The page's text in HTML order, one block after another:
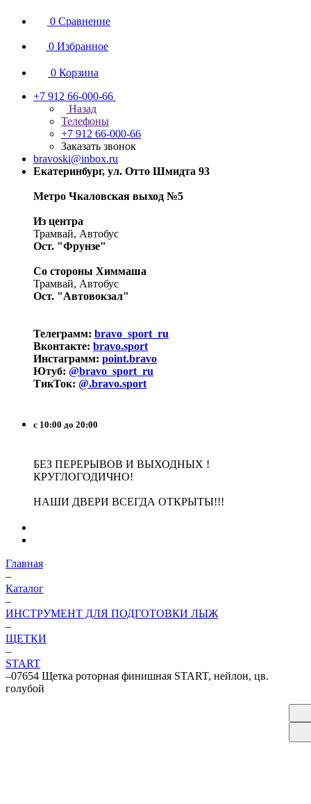
0 Сравнение
0 Избранное
0 Корзина
+7 912 66-000-66
Назад
Телефоны
+7 912 66-000-66
Заказать звонок
bravoski@inbox.ru
Екатеринбург, ул. Отто Шмидта 93
Метро Чкаловская выход №5
Из центра
Трамвай, Автобус
Ост. "Фрунзе"
Со стороны Химмаша
Трамвай, Автобус
Ост. "Автовокзал"
Телеграмм: bravo_sport_ru
Вконтакте: bravo.sport
Инстаграмм: point.bravo
Ютуб: @bravo_sport_ru
ТикТок: @.bravo.sport
с 10:00 до 20:00
БЕЗ ПЕРЕРЫВОВ И ВЫХОДНЫХ !
КРУГЛОГОДИЧНО!
НАШИ ДВЕРИ ВСЕГДА ОТКРЫТЫ!!!
Главная
–
Каталог
–
ИНСТРУМЕНТ ДЛЯ ПОДГОТОВКИ ЛЫЖ
–
ЩЕТКИ
–
START
–07654 Щетка роторная финишная START, нейлон, цв.
голубой